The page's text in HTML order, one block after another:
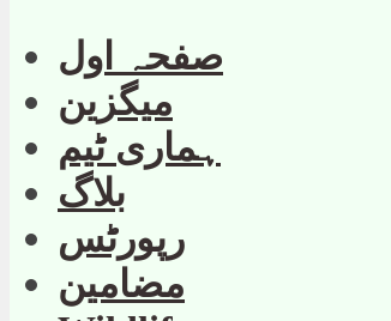
صفحہ اول
میگزین
ہماری ٹیم
بلاگ
رپورٹس
مضامین